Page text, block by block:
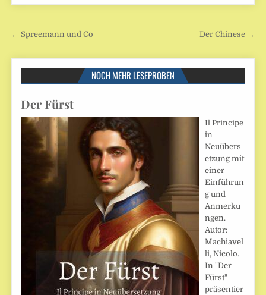
Beitragsnavigation
← Spreemann und Co Der Chinese →
NOCH MEHR LESEPROBEN
Der Fürst
Il Principe
in
Neuübers
etzung mit
einer
Einführun
g und
Anmerku
ngen.
Autor:
Machiavel
li, Nicolo.
In "Der
Fürst"
präsentier